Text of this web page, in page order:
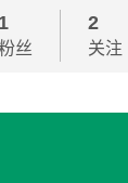
1
丝
2
关注